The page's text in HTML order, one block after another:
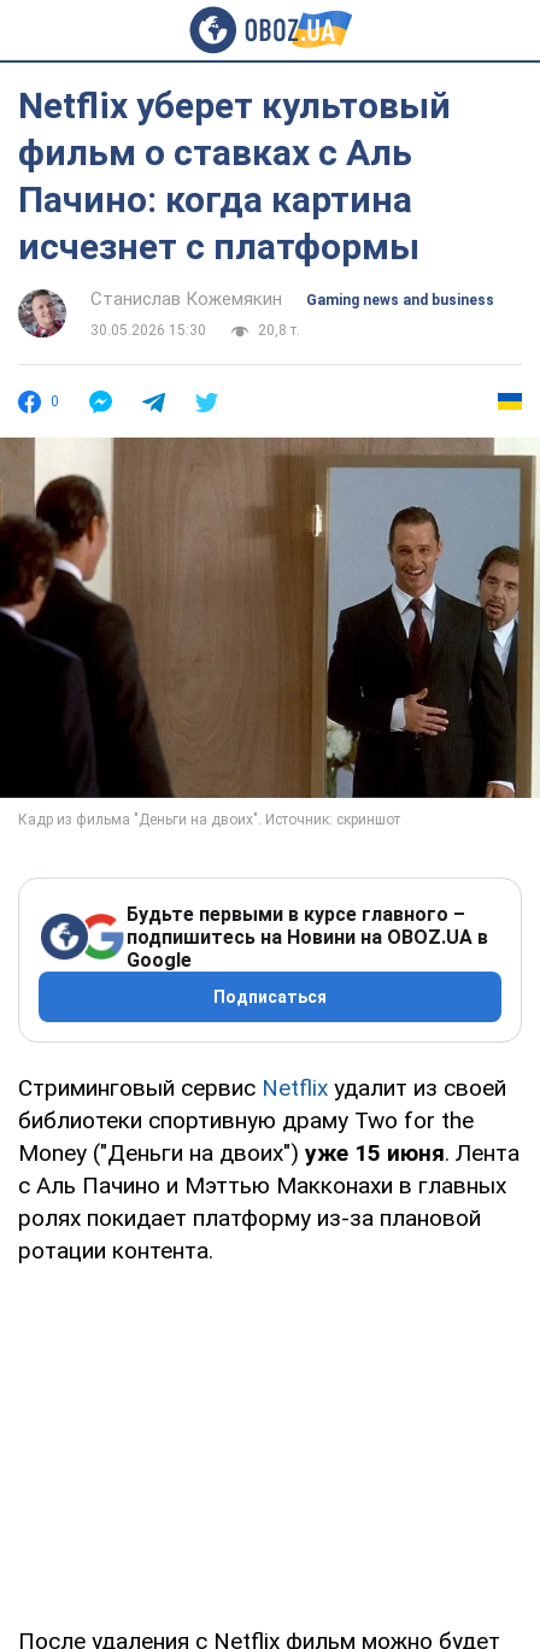
Netflix уберет культовый
фильм о ставках с Аль
Пачино: когда картина
исчезнет с платформы
Станислав Кожемякин
Gaming news and business
30.05.2026 15:30
20,8 т.
0
Будьте первыми в курсе главного –
подпишитесь на Новини на OBOZ.UA в
Google
Подписаться
Стриминговый сервис Netflix удалит из своей
библиотеки спортивную драму Two for the
Money ("Деньги на двоих") уже 15 июня. Лента
с Аль Пачино и Мэттью Макконахи в главных
ролях покидает платформу из-за плановой
ротации контента.
После удаления с Netflix фильм можно будет